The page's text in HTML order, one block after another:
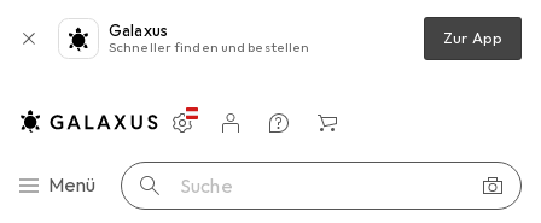
Galaxus
Schneller finden und bestellen Zur App
Navigation nach Kategorien
Menü Suche
Einstellungen
Kundenkonto
Vergleichslisten
Merklisten
Warenkorb